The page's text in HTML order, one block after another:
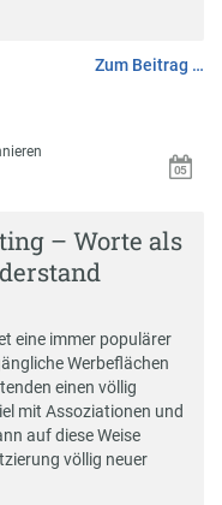
Zum Beitrag …
– Worte als
eine immer populärer
Werbeflächen
einen völlig
mit Assoziationen und
auf diese Weise
völlig neuer